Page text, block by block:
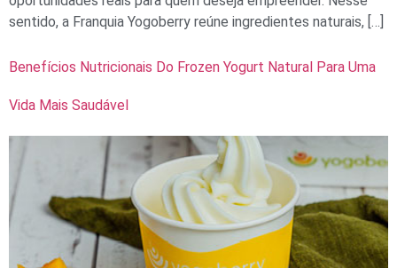
sentido, a Franquia Yogoberry reúne ingredientes naturais, […]
Benefícios Nutricionais Do Frozen Yogurt Natural Para Uma
Vida Mais Saudável